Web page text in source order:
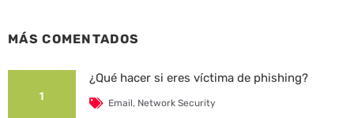
MÁS COMENTADOS
1
¿Qué hacer si eres víctima de phishing?
Email, Network Security